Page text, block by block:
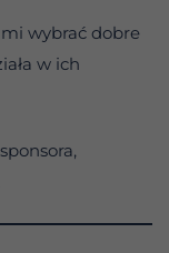
mi wybrać dobre
w ich